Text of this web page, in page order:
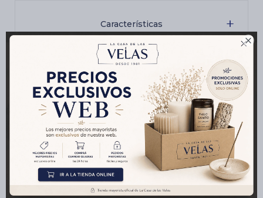

Características
Productos que te pueden interesar